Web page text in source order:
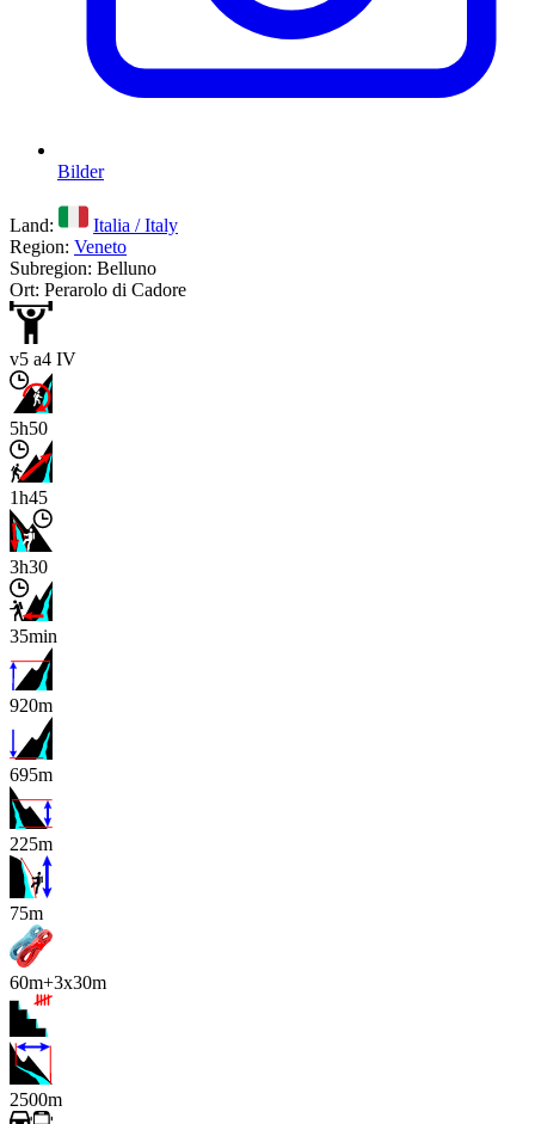
Bilder
Land:
Italia / Italy
Region: Veneto
Subregion: Belluno
Ort: Perarolo di Cadore
v5 a4 IV
5h50
1h45
3h30
35min
920m
695m
225m
x
75m
60m+3x30m
2500m